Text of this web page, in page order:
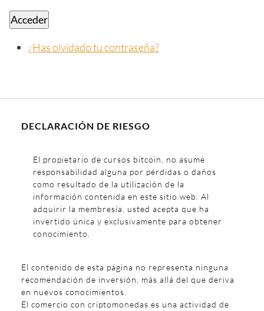
Acceder
¿Has olvidado tu contraseña?
DECLARACIÓN DE RIESGO
El propietario de cursos bitcoin, no asume
responsabilidad alguna por pérdidas o daños
como resultado de la utilización de la
información contenida en este sitio web. Al
adquirir la membresía, usted acepta que ha
invertido única y exclusivamente para obtener
conocimiento.
El contenido de esta página no representa ninguna
recomendación de inversión, más allá del que deriva
en nuevos conocimientos.
El comercio con criptomonedas es una actividad de